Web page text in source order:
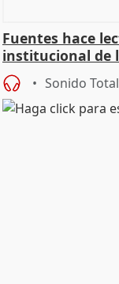
Fuentes hace
institucional de
Adamuz
Sonido